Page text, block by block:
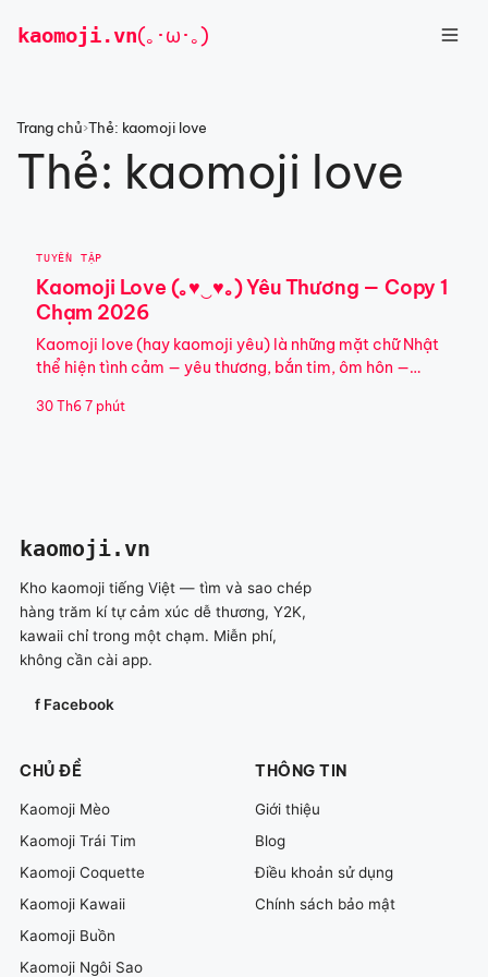
đếnkaomoji.vn(｡･ω･｡)
Trang chủ›Thẻ: kaomoji love
Thẻ: kaomoji love
TUYỂN TẬP
Kaomoji Love (｡♥‿♥｡) Yêu Thương — Copy 1
Chạm 2026
Kaomoji love (hay kaomoji yêu) là những mặt chữ Nhật
thể hiện tình cảm — yêu thương, bắn tim, ôm hôn —…
30 Th6 7 phút
kaomoji.vn
Kho kaomoji tiếng Việt — tìm và sao chép
hàng trăm kí tự cảm xúc dễ thương, Y2K,
kawaii chỉ trong một chạm. Miễn phí,
không cần cài app.
f Facebook
CHỦ ĐỀ
Kaomoji Mèo
Kaomoji Trái Tim
Kaomoji Coquette
Kaomoji Kawaii
Kaomoji Buồn
Kaomoji Ngôi Sao
THÔNG TIN
Giới thiệu
Blog
Điều khoản sử dụng
Chính sách bảo mật